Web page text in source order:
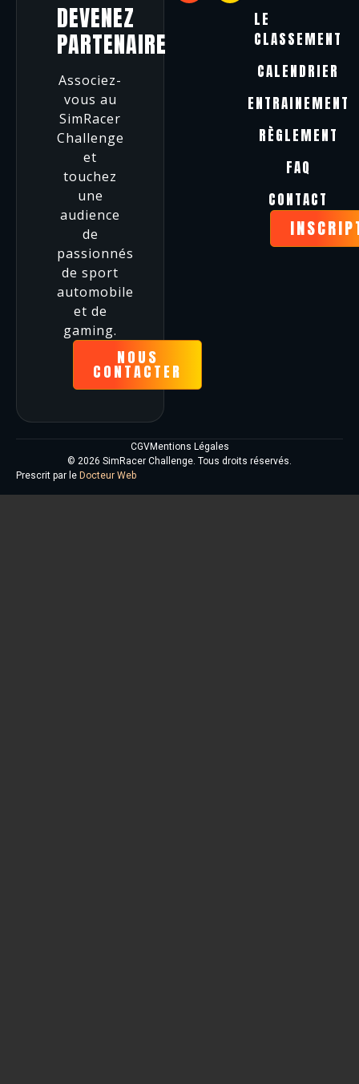
LE
CLASSEMENT
CALENDRIER
ENTRAINEMENT
RÈGLEMENT
FAQ
CONTACT
DEVENEZ
PARTENAIRE
Associez-
vous au
SimRacer
Challenge
et
touchez
une
audience
de
passionnés
de sport
automobile
et de
gaming.
NOUS
CONTACTER
© 2026 SimRacer Challenge. Tous droits réservés.
CGVMentions Légales
Prescrit par le Docteur Web